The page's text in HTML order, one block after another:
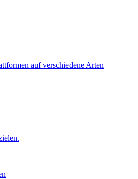
auf verschiedene Arten